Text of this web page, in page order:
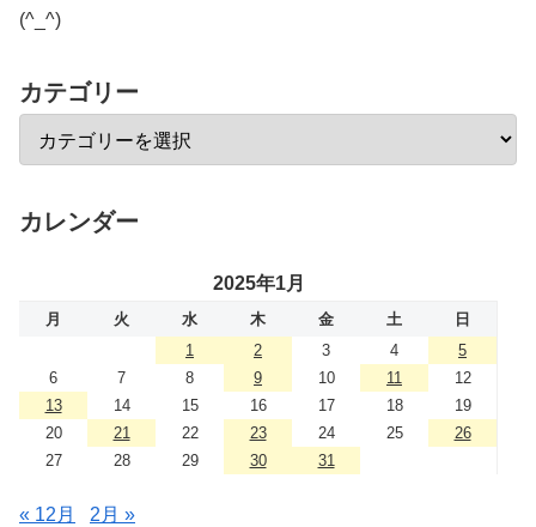
(^_^)
カテゴリー
カレンダー
2025年1月
月 火 水 木 金 土
日
1
2 3 4
5
6
7 8 9 10 11
12
13
14 15 16 17 18
19
20
21 22 23 24 25
26
27
28 29 30 31
« 12月 2月 »